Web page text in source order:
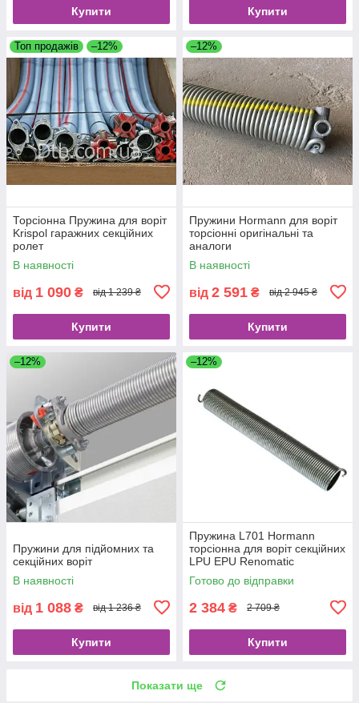
Купити Купити
Топ продажів –12%
Торсіонна Пружина для воріт
Krispol гаражних секційних
ролет
В наявності
від 1 090 ₴ від 1 239 ₴
Купити
–12%
Пружини Hormann для воріт
торсіонні оригінальні та
аналоги
В наявності
від 2 591 ₴ від 2 945 ₴
Купити
–12%
Пружини для підйомних та
секційних воріт
В наявності
від 1 088 ₴ від 1 236 ₴
Купити
–12%
Пружина L701 Hormann
торсіонна для воріт секційних
LPU EPU Renomatic
Готово до відправки
2 384 ₴ 2 709 ₴
Купити
Показати ще